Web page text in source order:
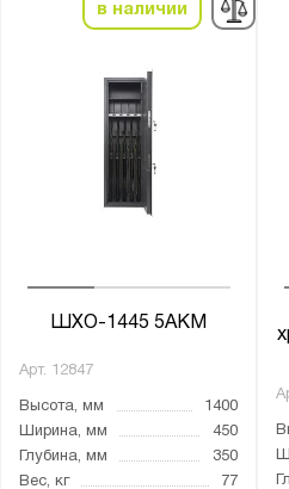
в наличии
ШХО-1445 5АКМ
Арт. 12847
Высота, мм
1400
Ширина, мм
450
Глубина, мм
350
Вес, кг
77
DSC
FRS
Fort
JGER
TS
TT